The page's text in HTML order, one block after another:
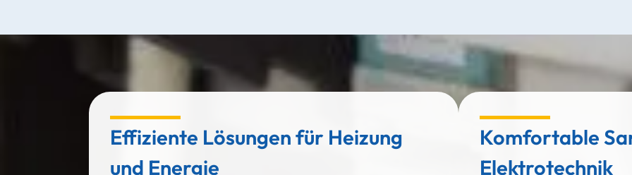
Effiziente Lösungen für Heizung
und Energie
Komfortable
Elektrotechnik